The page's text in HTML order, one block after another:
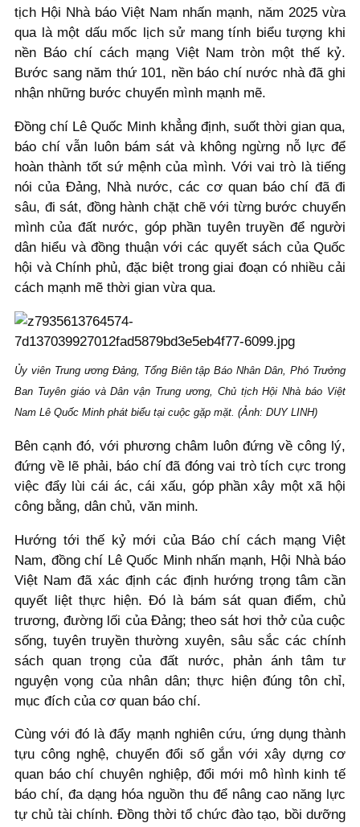
tịch Hội Nhà báo Việt Nam nhấn mạnh, năm 2025 vừa
qua là một dấu mốc lịch sử mang tính biểu tượng khi
nền Báo chí cách mạng Việt Nam tròn một thế kỷ.
Bước sang năm thứ 101, nền báo chí nước nhà đã ghi
nhận những bước chuyển mình mạnh mẽ.
Đồng chí Lê Quốc Minh khẳng định, suốt thời gian qua,
báo chí vẫn luôn bám sát và không ngừng nỗ lực để
hoàn thành tốt sứ mệnh của mình. Với vai trò là tiếng
nói của Đảng, Nhà nước, các cơ quan báo chí đã đi
sâu, đi sát, đồng hành chặt chẽ với từng bước chuyển
mình của đất nước, góp phần tuyên truyền để người
dân hiểu và đồng thuận với các quyết sách của Quốc
hội và Chính phủ, đặc biệt trong giai đoạn có nhiều cải
cách mạnh mẽ thời gian vừa qua.
Ủy viên Trung ương Đảng, Tổng Biên tập Báo Nhân Dân, Phó Trưởng
Ban Tuyên giáo và Dân vận Trung ương, Chủ tịch Hội Nhà báo Việt
Nam Lê Quốc Minh phát biểu tại cuộc gặp mặt. (Ảnh: DUY LINH)
Bên cạnh đó, với phương châm luôn đứng về công lý,
đứng về lẽ phải, báo chí đã đóng vai trò tích cực trong
việc đẩy lùi cái ác, cái xấu, góp phần xây một xã hội
công bằng, dân chủ, văn minh.
Hướng tới thế kỷ mới của Báo chí cách mạng Việt
Nam, đồng chí Lê Quốc Minh nhấn mạnh, Hội Nhà báo
Việt Nam đã xác định các định hướng trọng tâm cần
quyết liệt thực hiện. Đó là bám sát quan điểm, chủ
trương, đường lối của Đảng; theo sát hơi thở của cuộc
sống, tuyên truyền thường xuyên, sâu sắc các chính
sách quan trọng của đất nước, phản ánh tâm tư
nguyện vọng của nhân dân; thực hiện đúng tôn chỉ,
mục đích của cơ quan báo chí.
Cùng với đó là đẩy mạnh nghiên cứu, ứng dụng thành
tựu công nghệ, chuyển đổi số gắn với xây dựng cơ
quan báo chí chuyên nghiệp, đổi mới mô hình kinh tế
báo chí, đa dạng hóa nguồn thu để nâng cao năng lực
tự chủ tài chính. Đồng thời tổ chức đào tạo, bồi dưỡng